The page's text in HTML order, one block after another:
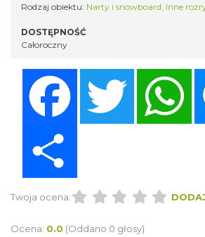
Rodzaj obiektu: Narty i snowboard, Inne
DOSTĘPNOŚĆ
Całoroczny
Twitter
Twoja ocena:
Ocena: 0.0 (Oddano 0 głosy)